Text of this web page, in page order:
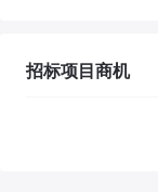
招标项目商机